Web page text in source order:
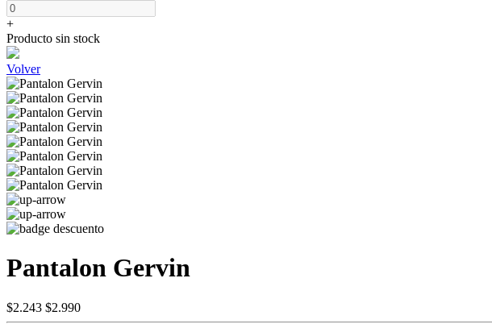
+
Producto sin stock
Volver
Pantalon Gervin
$2.243 $2.990